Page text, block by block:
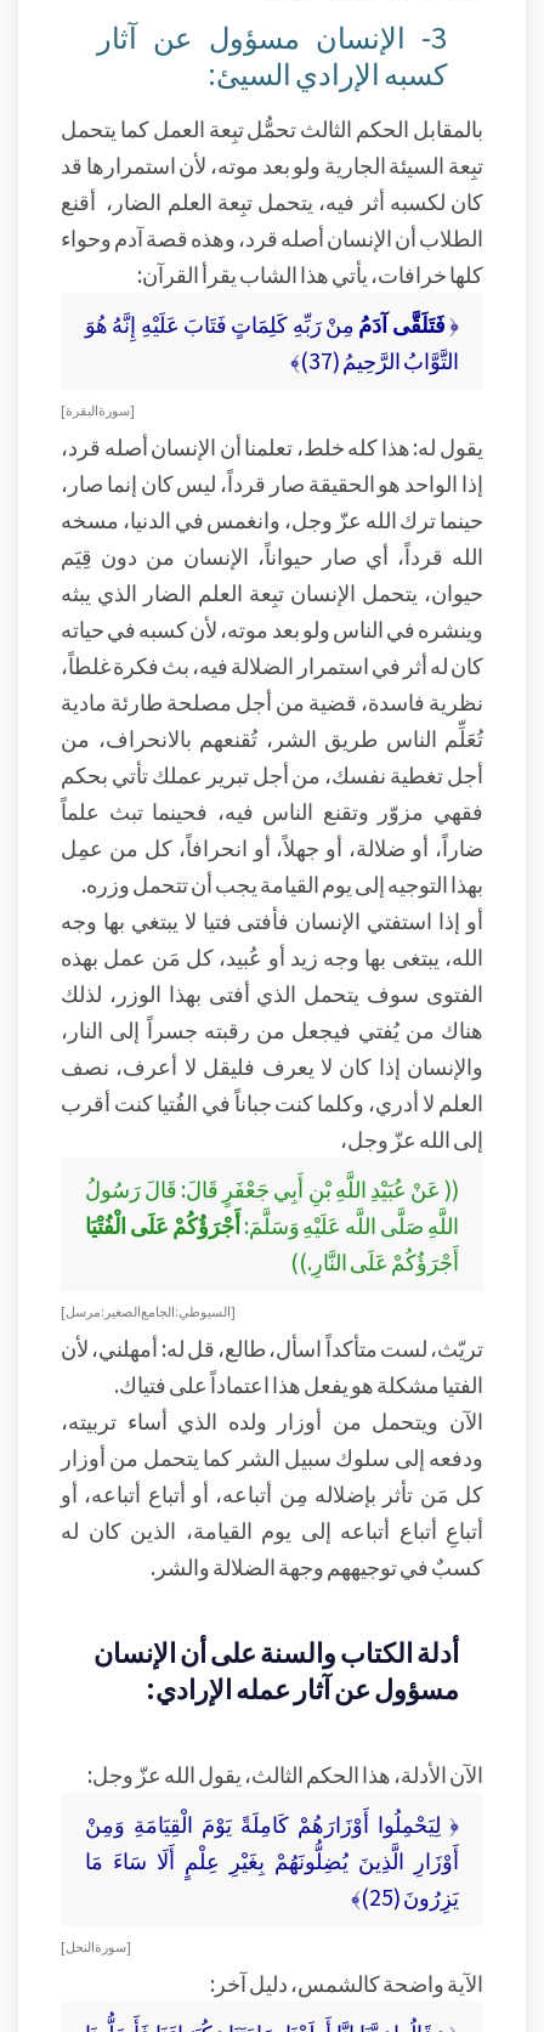
3- الإنسان مسؤول عن آثار
كسبه الإرادي السيئ:
بالمقابل الحكم الثالث تحمُّل تبِعة العمل كما يتحمل
تبِعة السيئة الجارية ولو بعد موته، لأن استمرارها قد
كان لكسبه أثر فيه، يتحمل تبِعة العلم الضار، أقنع
الطلاب أن الإنسان أصله قرد، وهذه قصة آدم وحواء
كلها خرافات، يأتي هذا الشاب يقرأ القرآن:
﴿فَتَلَقَّى آدَمُمِنْ رَبِّهِ كَلِمَاتٍ فَتَابَ عَلَيْهِ إِنَّهُ هُوَ
التَّوَّابُ الرَّحِيمُ (37)﴾
[ سورة البقرة ]
يقول له: هذا كله خلط، تعلمنا أن الإنسان أصله قرد،
إذا الواحد هو الحقيقة صار قرداً، ليس كان إنما صار،
حينما ترك الله عزّ وجل، وانغمس في الدنيا، مسخه
الله قرداً، أي صار حيواناً، الإنسان من دون قِيَم
حيوان، يتحمل الإنسان تبِعة العلم الضار الذي يبثه
وينشره في الناس ولو بعد موته، لأن كسبه في حياته
كان له أثر في استمرار الضلالة فيه، بث فكرة غلطاً،
نظرية فاسدة، قضية من أجل مصلحة طارئة مادية
تُعَلِّم الناس طريق الشر، تُقنعهم بالانحراف، من
أجل تغطية نفسك، من أجل تبرير عملك تأتي بحكم
فقهي مزوّر وتقنع الناس فيه، فحينما تبث علماً
ضاراً، أو ضلالة، أو جهلاً، أو انحرافاً، كل من عمِل
بهذا التوجيه إلى يوم القيامة يجب أن تتحمل وزره.
أو إذا استفتي الإنسان فأفتى فتيا لا يبتغي بها وجه
الله، يبتغى بها وجه زيد أو عُبيد، كل مَن عمل بهذه
الفتوى سوف يتحمل الذي أفتى بهذا الوزر، لذلك
هناك من يُفتي فيجعل من رقبته جسراً إلى النار،
والإنسان إذا كان لا يعرف فليقل لا أعرف، نصف
العلم لا أدري، وكلما كنت جباناً في الفُتيا كنت أقرب
إلى الله عزّ وجل،
(( عَنْ عُبَيْدِ اللَّهِ بْنِ أَبِي جَعْفَرٍ قَالَ: قَالَ رَسُولُ
اللَّهِ صَلَّى اللَّه عَلَيْهِ وَسَلَّمَ:أَجْرَؤُكُمْ عَلَى الْفُتْيَا
أَجْرَؤُكُمْ عَلَى النَّارِ.))
[ السيوطي:الجامع الصغير: مرسل ]
تريّث، لست متأكداً اسأل، طالع، قل له: أمهلني، لأن
الفتيا مشكلة هو يفعل هذا اعتماداً على فتياك.
الآن ويتحمل من أوزار ولده الذي أساء تربيته،
ودفعه إلى سلوك سبيل الشر كما يتحمل من أوزار
كل مَن تأثر بإضلاله مِن أتباعه، أو أتباع أتباعه، أو
أتباعِ أتباع أتباعه إلى يوم القيامة، الذين كان له
كسبٌ في توجيههم وجهة الضلالة والشر.
أدلة الكتاب والسنة على أن الإنسان
مسؤول عن آثار عمله الإرادي:
الآن الأدلة، هذا الحكم الثالث، يقول الله عزّ وجل:
﴿ لِيَحْمِلُوا أَوْزَارَهُمْ كَامِلَةً يَوْمَ الْقِيَامَةِ وَمِنْ
أَوْزَارِ الَّذِينَ يُضِلُّونَهُمْ بِغَيْرِ عِلْمٍ أَلَا سَاءَ مَا
يَزِرُونَ (25)﴾
[ سورة النحل ]
الآية واضحة كالشمس، دليل آخر: